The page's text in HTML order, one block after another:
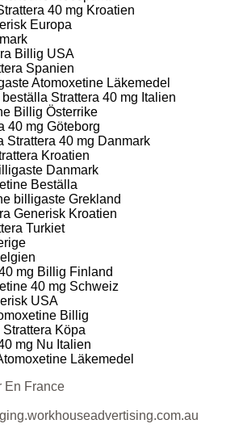
40 mg Kroatien
Europa
Billig USA
Spanien
Atomoxetine Läkemedel
Strattera 40 mg Italien
Billig Österrike
40 mg Göteborg
Strattera 40 mg Danmark
Kroatien
Danmark
Beställa
billigaste Grekland
Generisk Kroatien
Turkiet
mg Billig Finland
40 mg Schweiz
USA
Billig
Köpa
mg Nu Italien
Läkemedel
En France